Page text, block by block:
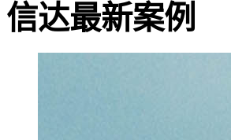
信达最新案例